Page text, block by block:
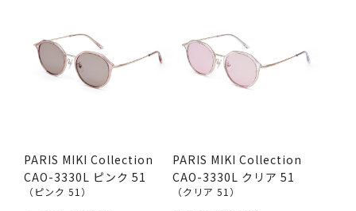
PARIS MIKI Collection
CAO-3330L ピンク 51
（ピンク 51）
PARIS MIKI Collection
CAO-3330L クリア 51
（クリア 51）